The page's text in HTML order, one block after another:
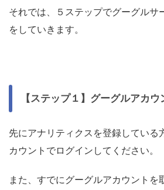
それでは、５ステップでグーグルサ
をしていきます。
【ステップ１】グーグルアカ
先にアナリティクスを登録している
カウントでログインしてください。
また、すでにグーグルアカウントを